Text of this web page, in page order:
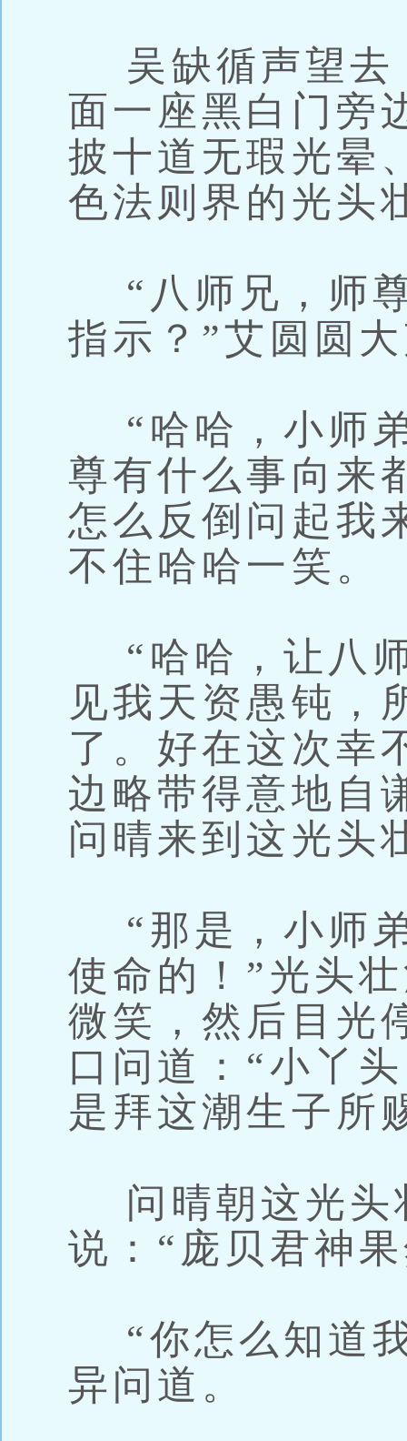
吴缺循声望去
面一座黑白门旁
披十道无瑕光晕
色法则界的光头
“八师兄，师
指示？”艾圆圆
“哈哈，小师
尊有什么事向来
怎么反倒问起我
不住哈哈一笑。
“哈哈，让八
见我天资愚钝，
了。好在这次幸
边略带得意地自
问晴来到这光头
“那是，小师
使命的！”光头
微笑，然后目光
口问道：“小丫
是拜这潮生子所
问晴朝这光头
说：“庞贝君神
“你怎么知道
异问道。